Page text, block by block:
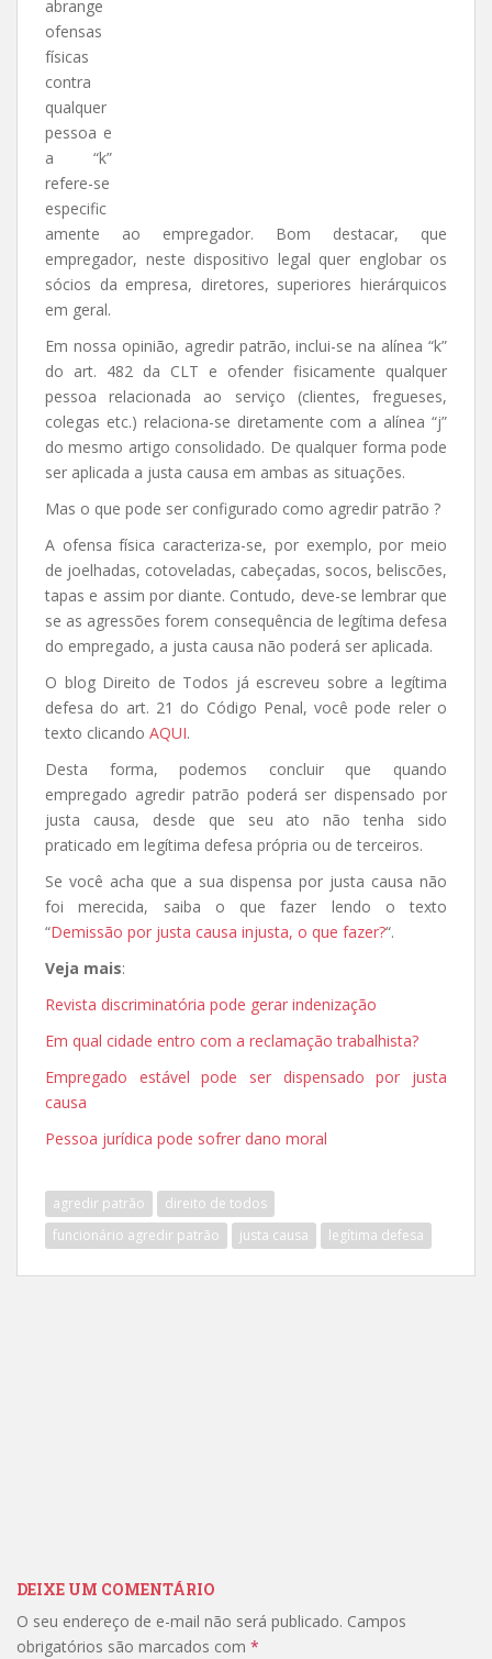
abrange
ofensas
físicas
contra
qualquer
pessoa e
a “k”
refere-se
especific
amente ao empregador. Bom destacar, que
empregador, neste dispositivo legal quer englobar os
sócios da empresa, diretores, superiores hierárquicos
em geral.
Em nossa opinião, agredir patrão, inclui-se na alínea “k”
do art. 482 da CLT e ofender fisicamente qualquer
pessoa relacionada ao serviço (clientes, fregueses,
colegas etc.) relaciona-se diretamente com a alínea “j”
do mesmo artigo consolidado. De qualquer forma pode
ser aplicada a justa causa em ambas as situações.
Mas o que pode ser configurado como agredir patrão ?
A ofensa física caracteriza-se, por exemplo, por meio
de joelhadas, cotoveladas, cabeçadas, socos, beliscões,
tapas e assim por diante. Contudo, deve-se lembrar que
se as agressões forem consequência de legítima defesa
do empregado, a justa causa não poderá ser aplicada.
O blog Direito de Todos já escreveu sobre a legítima
defesa do art. 21 do Código Penal, você pode reler o
texto clicando AQUI.
Desta forma, podemos concluir que quando
empregado agredir patrão poderá ser dispensado por
justa causa, desde que seu ato não tenha sido
praticado em legítima defesa própria ou de terceiros.
Se você acha que a sua dispensa por justa causa não
foi merecida, saiba o que fazer lendo o texto
“Demissão por justa causa injusta, o que fazer?“.
Veja mais:
Revista discriminatória pode gerar indenização
Em qual cidade entro com a reclamação trabalhista?
Empregado estável pode ser dispensado por justa
causa
Pessoa jurídica pode sofrer dano moral
agredir patrão
direito de todos
funcionário agredir patrão
justa causa legítima defesa
DEIXE UM COMENTÁRIO
O seu endereço de e-mail não será publicado. Campos
obrigatórios são marcados com *